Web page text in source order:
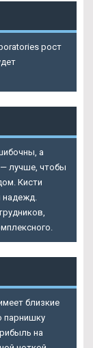
рост
а
лучше, чтобы
Кисти
надежд.
близкие
парнишку
на